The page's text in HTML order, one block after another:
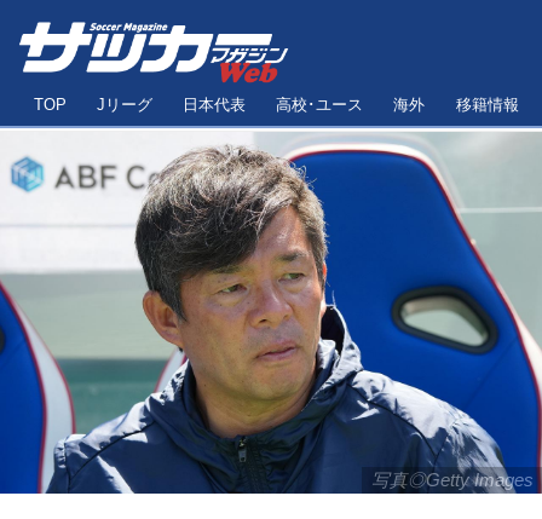
TOP Jリーグ 日本代表 高校･ユース 海外 移籍情報
写真◎Getty Images